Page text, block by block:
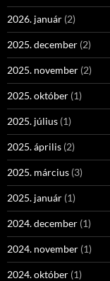
2026. január (2)
2025. december (2)
2025. november (2)
2025. október (1)
2025. július (1)
2025. április (2)
2025. március (3)
2025. január (1)
2024. december (1)
2024. november (1)
2024. október (1)